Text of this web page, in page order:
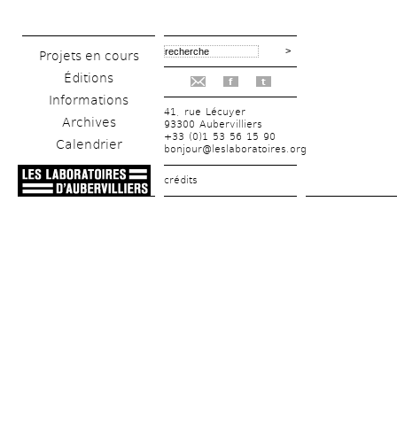
Projets en cours
Éditions
Informations
Archives
Calendrier
f t
41, rue Lécuyer
93300 Aubervilliers
+33 (0)1 53 56 15 90
bonjour@leslaboratoires.org
crédits